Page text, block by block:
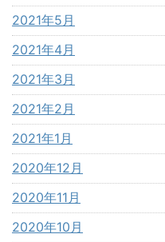
2021年5月
2021年4月
2021年3月
2021年2月
2021年1月
2020年12月
2020年11月
2020年10月